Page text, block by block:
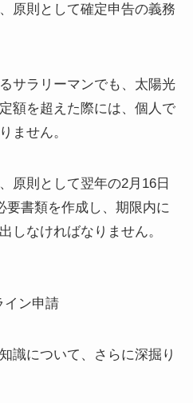
原則として確定申告の義務
サラリーマンでも、太陽光
額を超えた際には、個人で
ません。
原則として翌年の2月16日
要書類を作成し、期限内に
しなければなりません。
イン申請
識について、さらに深掘り